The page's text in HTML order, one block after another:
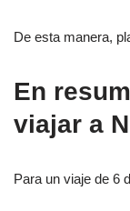
De esta manera,
En
viajar a
Para un viaje de 6